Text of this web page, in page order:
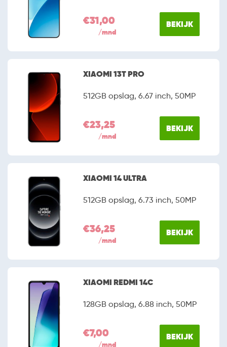
€31,00
/mnd
BEKIJK
XIAOMI 13T PRO
512GB opslag, 6.67 inch, 50MP
€23,25
/mnd
BEKIJK
XIAOMI 14 ULTRA
512GB opslag, 6.73 inch, 50MP
€36,25
/mnd
BEKIJK
XIAOMI REDMI 14C
128GB opslag, 6.88 inch, 50MP
€7,00
/mnd
BEKIJK